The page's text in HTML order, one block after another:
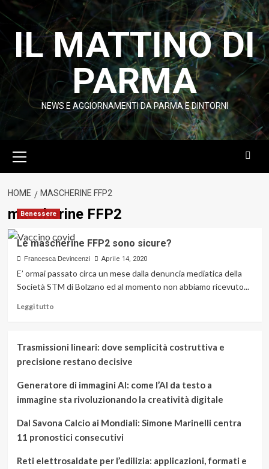
contenuto
IL MATTINO DI
PARMA
NEWS E AGGIORNAMENTI DA PARMA E DINTORNI
principale
HOME MASCHERINE FFP2
mascherine FFP2
Benessere
Le mascherine FFP2 sono sicure?
Francesca Devincenzi Aprile 14, 2020
E’ ormai passato circa un mese dalla denuncia mediatica della
Società STM di Bolzano ed al momento non abbiamo ricevuto...
Leggi tuttoLeggi
Le
mascherine
sono
sicure?
Trasmissioni lineari: dove semplicità costruttiva e
precisione restano decisive
Generatore di immagini AI: come l’AI da testo a
immagine sta rivoluzionando la creatività digitale
Dal Savona Calcio ai Mondiali: Simone Marinelli centra
11 pronostici consecutivi
Reti elettrosaldate per l’edilizia: applicazioni, formati e